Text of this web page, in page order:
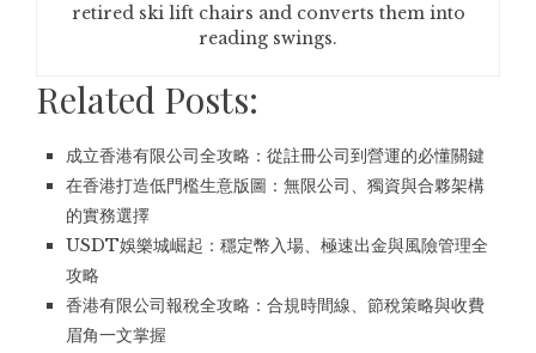
retired ski lift chairs and converts them into
reading swings.
Related Posts:
成立香港有限公司全攻略：從註冊公司到營運的必懂關鍵
在香港打造低門檻生意版圖：無限公司、獨資與合夥架構
的實務選擇
USDT娛樂城崛起：穩定幣入場、極速出金與風險管理全
攻略
香港有限公司報稅全攻略：合規時間線、節稅策略與收費
眉角一文掌握